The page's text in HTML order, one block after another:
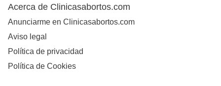
Acerca de Clinicasabortos.com
Anunciarme en Clinicasabortos.com
Aviso legal
Política de privacidad
Política de Cookies